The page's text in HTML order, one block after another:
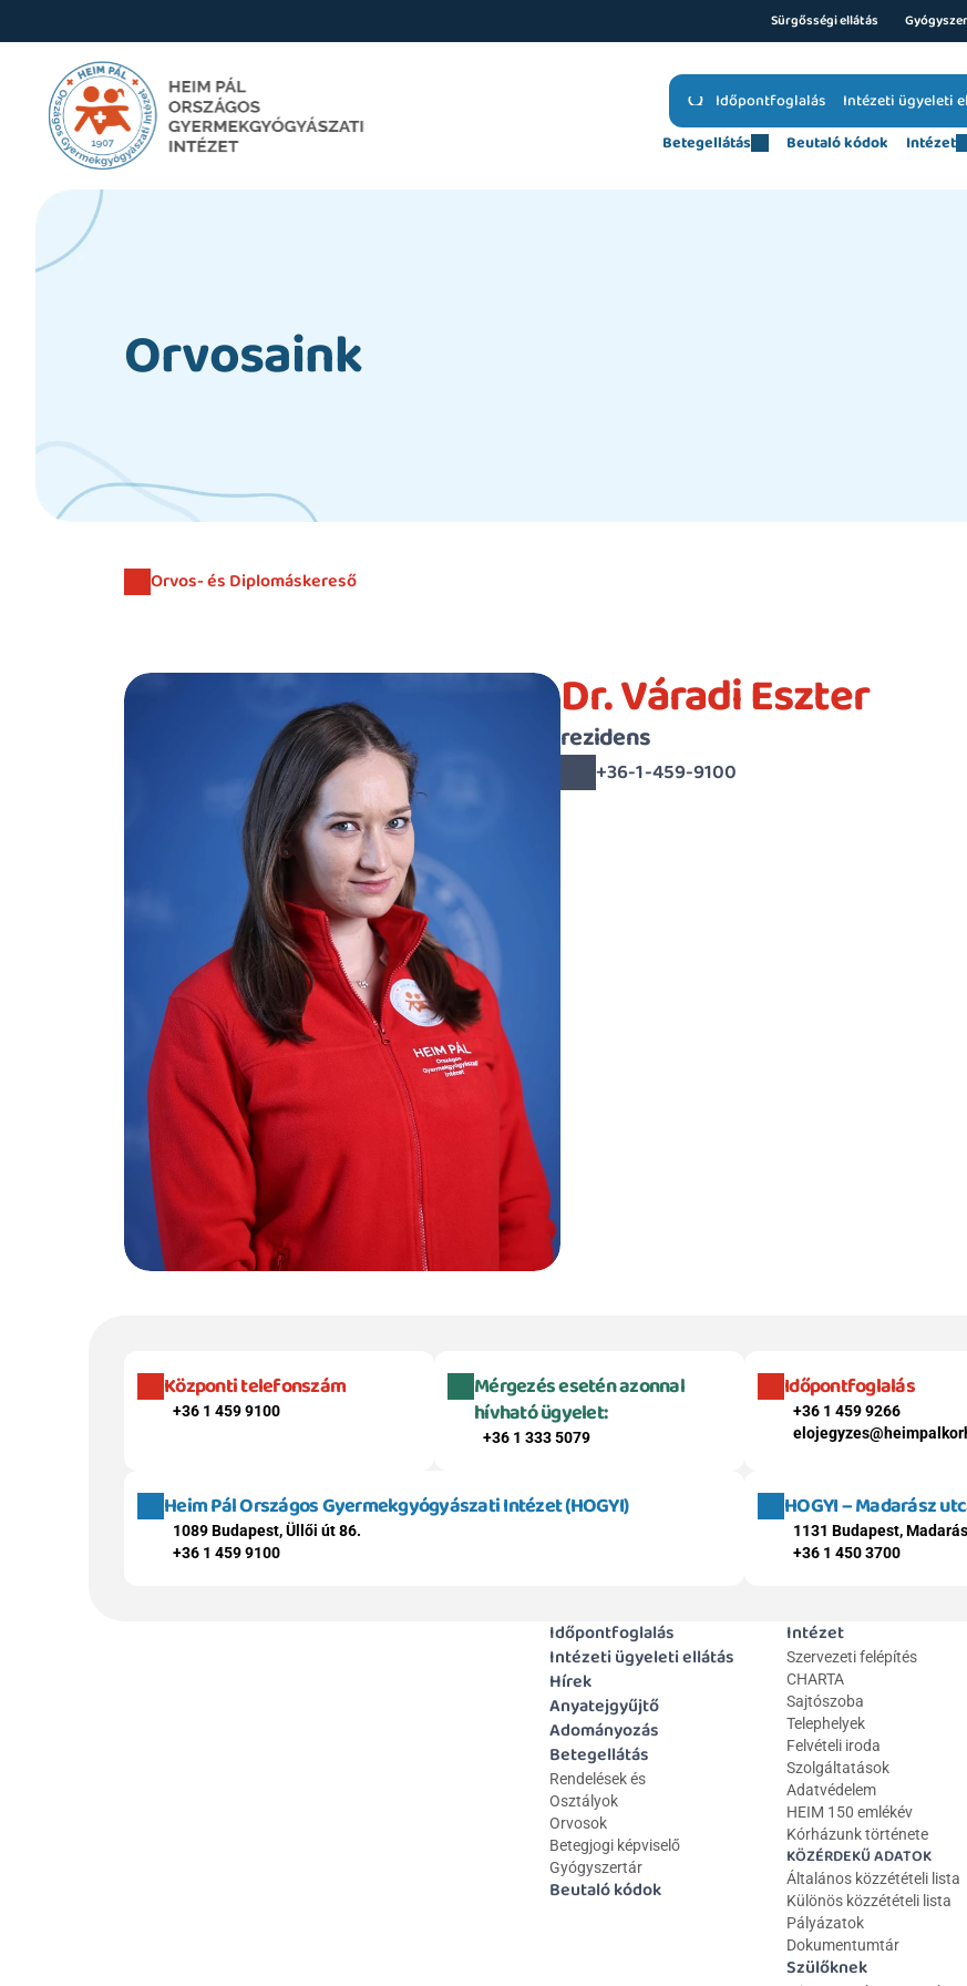
Sürgősségi ellátás
Időpontfoglalás Intézeti ügyeleti
Betegellátás
Beutaló kódok Intézet
Orvosaink
Orvos- és Diplomáskereső
Dr. Váradi Eszter
rezidens
+36-1-459-9100
Központi telefonszám
+36 1 459 9100
Mérgezés esetén azonnal
hívható ügyelet:
+36 1 333 5079
Időpontfoglalás
+36 1 459 9266
Heim Pál Országos Gyermekgyógyászati Intézet (HOGYI)
1089 Budapest, Üllői út 86.
+36 1 459 9100
HOGYI – Madarász
1131 Budapest,
+36 1 450 3700
Időpontfoglalás
Intézeti ügyeleti ellátás
Hírek
Anyatejgyűjtő
Adományozás
Betegellátás
Rendelések és
Osztályok
Orvosok
Betegjogi képviselő
Gyógyszertár
Beutaló kódok
Intézet
Szervezeti felépítés
CHARTA
Sajtószoba
Telephelyek
Felvételi iroda
Szolgáltatások
Adatvédelem
HEIM 150 emlékév
Kórházunk története
KÖZÉRDEKŰ ADATOK
Általános közzétételi lista
Különös közzétételi lista
Pályázatok
Dokumentumtár
Szülőknek